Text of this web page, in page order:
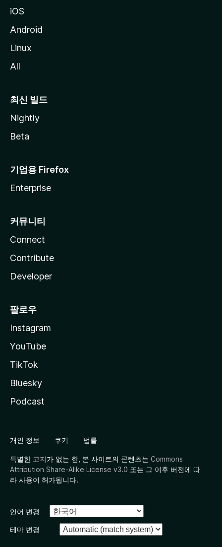
iOS
Android
Linux
All
최신 빌드
Nightly
Beta
기업용 Firefox
Enterprise
커뮤니티
Connect
Contribute
Developer
팔로우
Instagram
YouTube
TikTok
Bluesky
Podcast
개인 정보 쿠키 법률
특별한 고지가 없는 한, 본 사이트의 콘텐츠는 Commons
Attribution Share-Alike License v3.0 또는 그 이후 버전에 따
라 사용이 허가됩니다.
언어 변경
테마 변경